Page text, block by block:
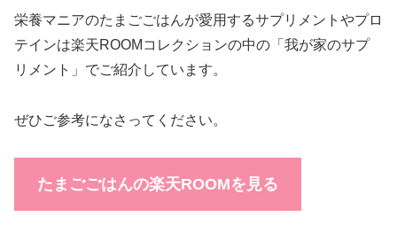
栄養マニアのたまごごはんが愛用するサプリメントやプロ
テインは楽天ROOMコレクションの中の「我が家のサプ
リメント」でご紹介しています。
ぜひご参考になさってください。
たまごごはんの楽天ROOMを見る